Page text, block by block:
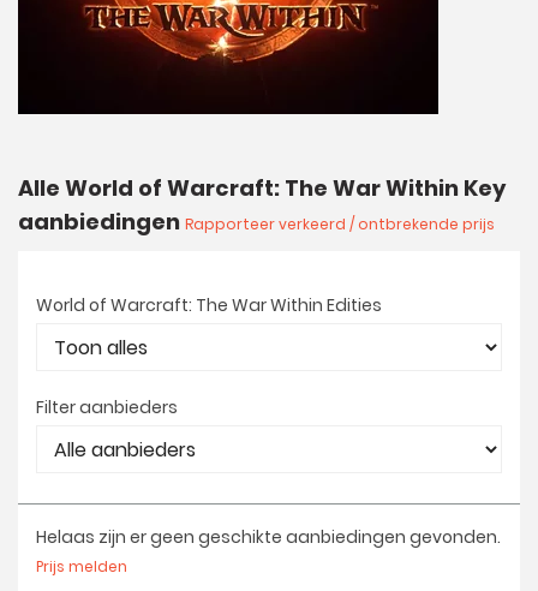
Alle World of Warcraft: The War Within Key
aanbiedingen Rapporteer verkeerd / ontbrekende prijs
World of Warcraft: The War Within Edities
Filter aanbieders
Helaas zijn er geen geschikte aanbiedingen gevonden.
Prijs melden